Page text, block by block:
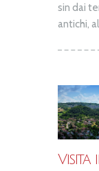
sin dai
antichi,
Visita